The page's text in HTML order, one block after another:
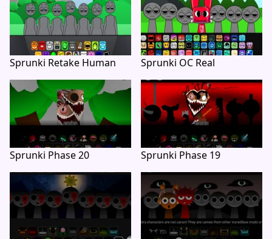
Sprunki Retake Human Sprunki OC Real
Sprunki Phase 20 Sprunki Phase 19